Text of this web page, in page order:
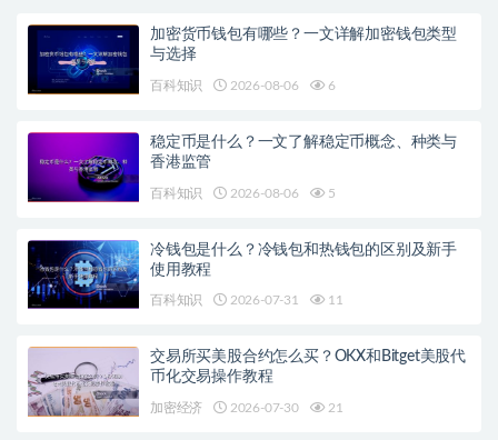
加密货币钱包有哪些？一文详解加密钱包类型
与选择
百科知识 2026-08-06 6
稳定币是什么？一文了解稳定币概念、种类与
香港监管
百科知识 2026-08-06 5
冷钱包是什么？冷钱包和热钱包的区别及新手
使用教程
百科知识 2026-07-31 11
交易所买美股合约怎么买？OKX和Bitget美股代
币化交易操作教程
加密经济 2026-07-30 21